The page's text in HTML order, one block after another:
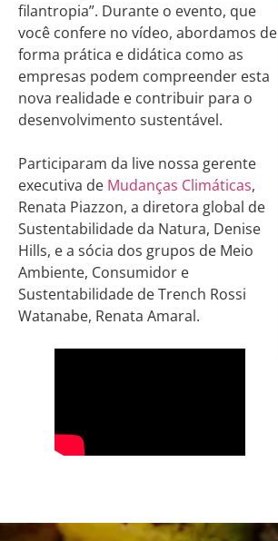
filantropia”. Durante o evento, que
você confere no vídeo, abordamos de
forma prática e didática como as
empresas podem compreender esta
nova realidade e contribuir para o
desenvolvimento sustentável.
Participaram da live nossa gerente
executiva de Mudanças Climáticas,
Renata Piazzon, a diretora global de
Sustentabilidade da Natura, Denise
Hills, e a sócia dos grupos de Meio
Ambiente, Consumidor e
Sustentabilidade de Trench Rossi
Watanabe, Renata Amaral.